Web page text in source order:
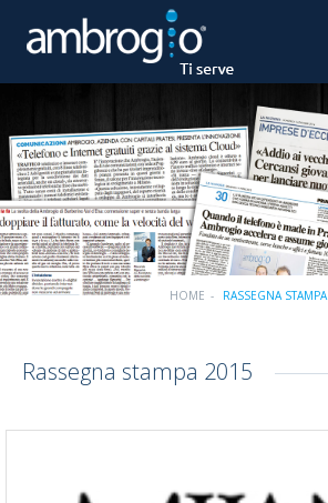
HOME RASSEGNA STAMPA
Rassegna stampa 2015